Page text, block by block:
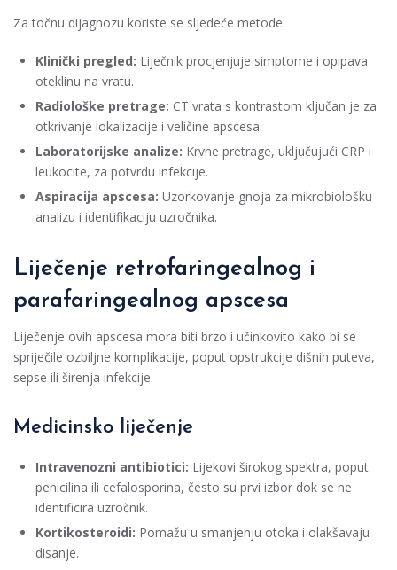
Za točnu dijagnozu koriste se sljedeće metode:
Klinički pregled: Liječnik procjenjuje simptome i opipava
oteklinu na vratu.
Radiološke pretrage: CT vrata s kontrastom ključan je za
otkrivanje lokalizacije i veličine apscesa.
Laboratorijske analize: Krvne pretrage, uključujući CRP i
leukocite, za potvrdu infekcije.
Aspiracija apscesa: Uzorkovanje gnoja za mikrobiološku
analizu i identifikaciju uzročnika.
Liječenje retrofaringealnog i
parafaringealnog apscesa
Liječenje ovih apscesa mora biti brzo i učinkovito kako bi se
spriječile ozbiljne komplikacije, poput opstrukcije dišnih puteva,
sepse ili širenja infekcije.
Medicinsko liječenje
Intravenozni antibiotici: Lijekovi širokog spektra, poput
penicilina ili cefalosporina, često su prvi izbor dok se ne
identificira uzročnik.
Kortikosteroidi: Pomažu u smanjenju otoka i olakšavaju
disanje.